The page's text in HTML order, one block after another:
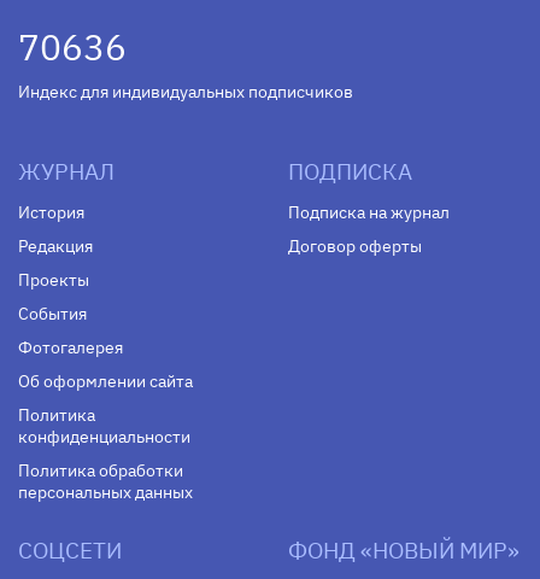
70636
Индекс для индивидуальных подписчиков
ЖУРНАЛ
История
Редакция
Проекты
События
Фотогалерея
Об оформлении сайта
Политика
конфиденциальности
Политика обработки
персональных данных
ПОДПИСКА
Подписка на журнал
Договор оферты
СОЦСЕТИ ФОНД «НОВЫЙ МИР»